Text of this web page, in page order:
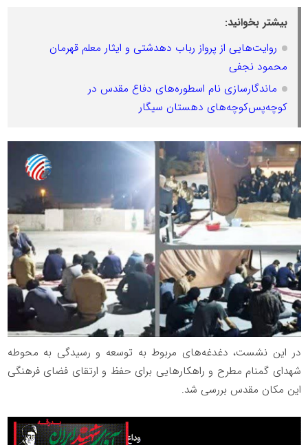
بیشتر بخوانید:
روایت‌هایی از پرواز رباب دهدشتی و ایثار معلم قهرمان
محمود نجفی
ماندگارسازی نام اسطوره‌های دفاع مقدس در
کوچه‌پس‌کوچه‌های دهستان سیگار
در این نشست، دغدغه‌های مربوط به توسعه و رسیدگی به محوطه
شهدای گمنام مطرح و راهکارهایی برای حفظ و ارتقای فضای فرهنگی
این مکان مقدس بررسی شد.